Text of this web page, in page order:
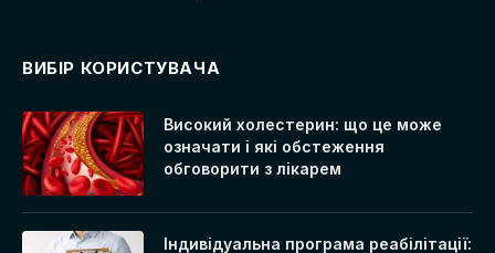
ВИБІР КОРИСТУВАЧА
Високий холестерин: що це може
означати і які обстеження
обговорити з лікарем
Індивідуальна програма реабілітації: